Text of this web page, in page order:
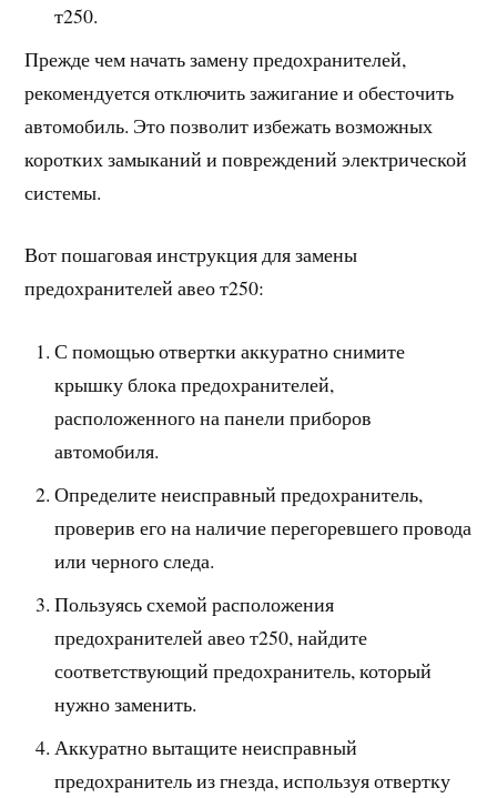
т250.
Прежде чем начать замену предохранителей,
рекомендуется отключить зажигание и обесточить
автомобиль. Это позволит избежать возможных
коротких замыканий и повреждений электрической
системы.
Вот пошаговая инструкция для замены
предохранителей авео т250:
С помощью отвертки аккуратно снимите
крышку блока предохранителей,
расположенного на панели приборов
автомобиля.
Определите неисправный предохранитель,
проверив его на наличие перегоревшего провода
или черного следа.
Пользуясь схемой расположения
предохранителей авео т250, найдите
соответствующий предохранитель, который
нужно заменить.
Аккуратно вытащите неисправный
предохранитель из гнезда, используя отвертку